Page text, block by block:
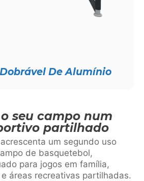
De Alumínio
seu campo num
partilhado
um segundo uso
de basquetebol,
para jogos em família,
áreas recreativas partilhadas.